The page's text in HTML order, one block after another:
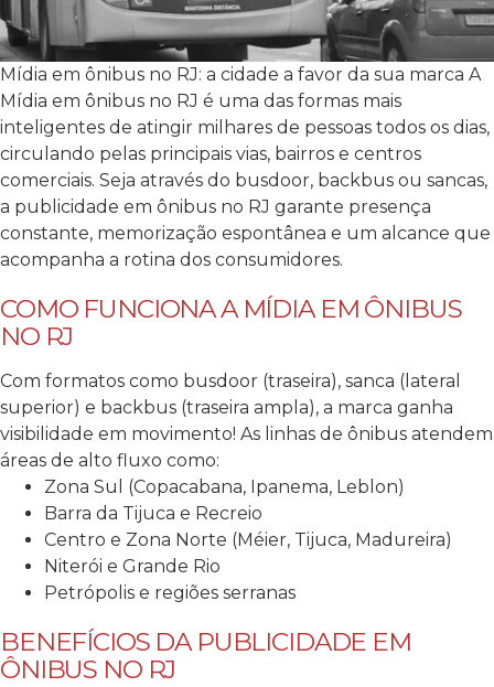
Mídia em ônibus no RJ: a cidade a favor da sua marca A
Mídia em ônibus no RJ é uma das formas mais
inteligentes de atingir milhares de pessoas todos os dias,
circulando pelas principais vias, bairros e centros
comerciais. Seja através do busdoor, backbus ou sancas,
a publicidade em ônibus no RJ garante presença
constante, memorização espontânea e um alcance que
acompanha a rotina dos consumidores.
COMO FUNCIONA A MÍDIA EM ÔNIBUS
NO RJ
Com formatos como busdoor (traseira), sanca (lateral
superior) e backbus (traseira ampla), a marca ganha
visibilidade em movimento! As linhas de ônibus atendem
áreas de alto fluxo como:
Zona Sul (Copacabana, Ipanema, Leblon)
Barra da Tijuca e Recreio
Centro e Zona Norte (Méier, Tijuca, Madureira)
Niterói e Grande Rio
Petrópolis e regiões serranas
BENEFÍCIOS DA PUBLICIDADE EM
ÔNIBUS NO RJ